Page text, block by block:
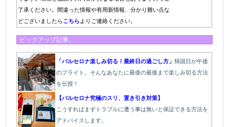
了承ください。間違った情報や有用新情報、分かり難い点な
どございましたらこちら よりご連絡ください。
ピックアップ記事。
「バルセロナ楽しみ切る！最終日の過ごし方」帰国日が午後
のフライト。そんなあなたに最後の最後まで楽しみ切る方法
を伝授！
【バルセロナ究極のスリ、置き引き対策】
こうすればまずトラブルに遭う事は無いと保証できる方法を
アドバイスします。